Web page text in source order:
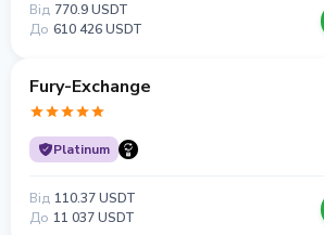
Від 770.9 USDT
До 610 426 USDT
Fury-Exchange
Platinum
Від 110.37 USDT
До 11 037 USDT